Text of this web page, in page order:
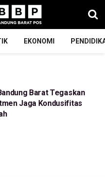
EKONOMI
Barat Tegaskan
Jaga Kondusifitas